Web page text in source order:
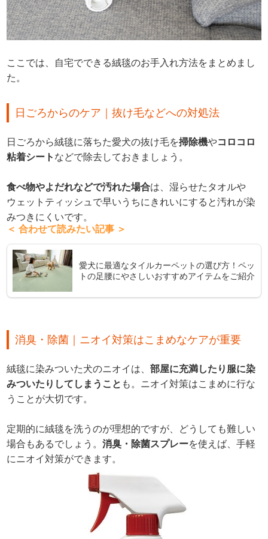
ここでは、自宅でできる絨毯のお手入れ方法をまとめまし
た。
日ごろからのケア｜抜け毛などへの対処法
日ごろから絨毯に落ちた愛犬の抜け毛を掃除機やコロコロ
粘着シート などで除去しておきましょう。
食べ物やよだれなどで汚れた場合は、湿らせたタオルや
ウェットティッシュで早いうちにきれいにすると汚れが染
みつきにくいです。
＜ 合わせて読みたい記事 ＞
愛犬に最適なタイルカーペットの選び方！ペッ
トの足腰にやさしいおすすめアイテムをご紹介
消臭・除菌｜ニオイ対策はこまめなケアが重要
絨毯に染みついた犬のニオイは、部屋に充満したり服に染
みついたりしてしまうこと も。ニオイ対策はこまめに行な
うことが大切です。
定期的に絨毯を洗うのが理想的ですが、どうしても難しい
場合もあるでしょう。消臭・除菌スプレーを使えば、手軽
にニオイ対策ができます。